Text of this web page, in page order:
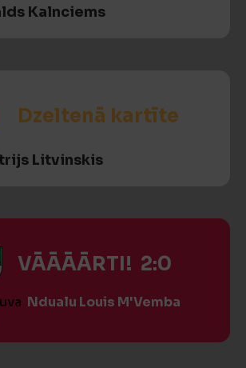
Kalnciems
Dzeltenā kartīte
Litvinskis
VĀĀĀĀRTI! 2:0
Ndualu Louis M'Vemba